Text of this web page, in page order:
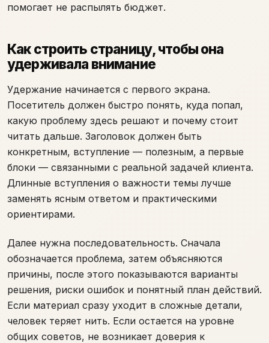
помогает не распылять бюджет.
Как строить страницу, чтобы она
удерживала внимание
Удержание начинается с первого экрана.
Посетитель должен быстро понять, куда попал,
какую проблему здесь решают и почему стоит
читать дальше. Заголовок должен быть
конкретным, вступление — полезным, а первые
блоки — связанными с реальной задачей клиента.
Длинные вступления о важности темы лучше
заменять ясным ответом и практическими
ориентирами.
Далее нужна последовательность. Сначала
обозначается проблема, затем объясняются
причины, после этого показываются варианты
решения, риски ошибок и понятный план действий.
Если материал сразу уходит в сложные детали,
человек теряет нить. Если остается на уровне
общих советов, не возникает доверия к